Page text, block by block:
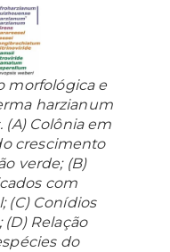
morfológica e
harzianum
(A) Colônia em
crescimento
verde; (B)
com
(C) Conídios
Relação
do